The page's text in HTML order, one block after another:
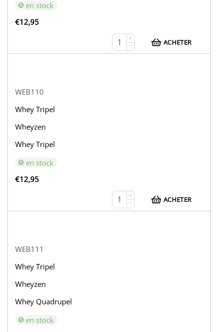
en stock
€12,95
+
−
ACHETER
WEB110
Whey Tripel
Wheyzen
Whey Tripel
en stock
€12,95
+
−
ACHETER
WEB111
Whey Tripel
Wheyzen
Whey Quadrupel
en stock